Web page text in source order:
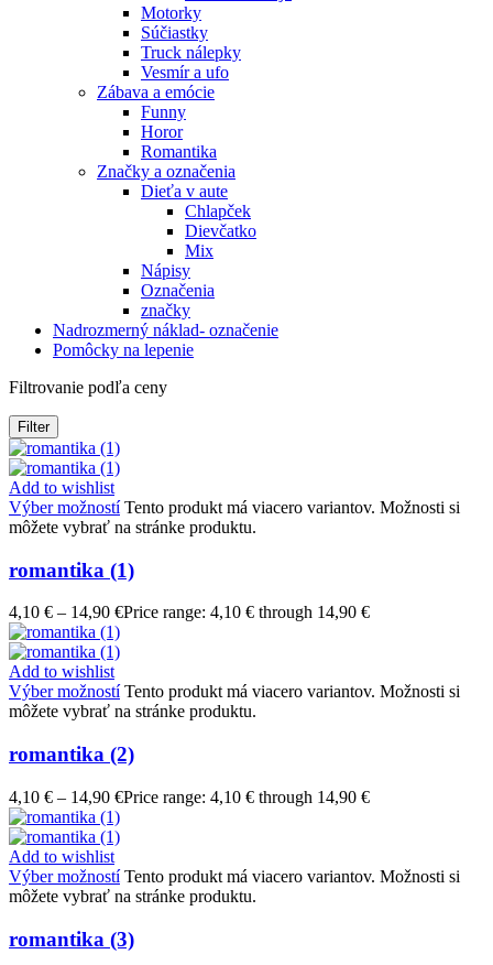
Motorky
Súčiastky
Truck nálepky
Vesmír a ufo
Zábava a emócie
Funny
Horor
Romantika
Značky a označenia
Dieťa v aute
Chlapček
Dievčatko
Mix
Nápisy
Označenia
značky
Nadrozmerný náklad- označenie
Pomôcky na lepenie
Filtrovanie podľa ceny
Filter
Add to wishlist
Výber možností Tento produkt má viacero variantov. Možnosti si
môžete vybrať na stránke produktu.
romantika (1)
4,10 € – 14,90 €Price range: 4,10 € through 14,90 €
Add to wishlist
Výber možností Tento produkt má viacero variantov. Možnosti si
môžete vybrať na stránke produktu.
romantika (2)
4,10 € – 14,90 €Price range: 4,10 € through 14,90 €
Add to wishlist
Výber možností Tento produkt má viacero variantov. Možnosti si
môžete vybrať na stránke produktu.
romantika (3)